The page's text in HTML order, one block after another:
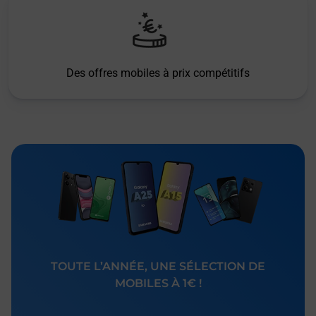
Des offres mobiles à prix compétitifs
TOUTE L’ANNÉE, UNE SÉLECTION DE
MOBILES À 1€ !